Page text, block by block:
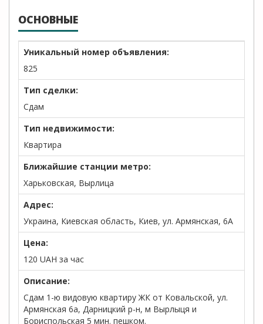
ОСНОВНЫЕ
Уникальный номер объявления:
825
Тип сделки:
Сдам
Тип недвижимости:
Квартира
Ближайшие станции метро:
Харьковская, Вырлица
Адрес:
Украина, Киевская область, Киев, ул. Армянская, 6А
Цена:
120 UAH за час
Описание:
Сдам 1-ю видовую квартиру ЖК от Ковальской, ул.
Армянская 6а, Дарницкий р-н, м Вырлыця и
Бориспольская 5 мин. пешком.